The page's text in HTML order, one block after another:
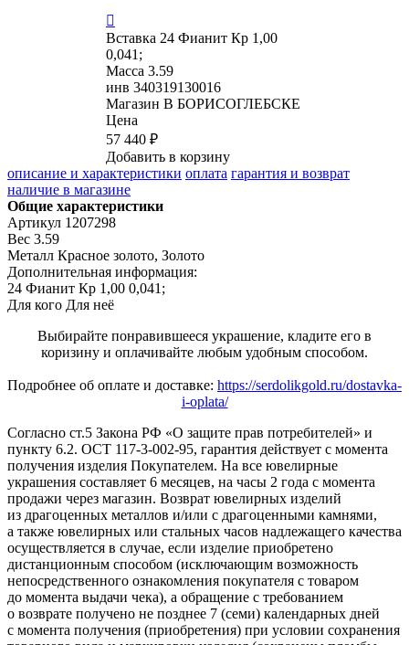

Вставка 24 Фианит Кр 1,00
0,041;
Масса 3.59
инв 340319130016
Магазин В БОРИСОГЛЕБСКЕ
Цена
57 440 ₽
Добавить в корзину
описание и характеристики оплата гарантия и возврат
наличие в магазине
Общие характеристики
Артикул 1207298
Вес 3.59
Металл Красное золото, Золото
Дополнительная информация:
24 Фианит Кр 1,00 0,041;
Для кого Для неё
Выбирайте понравившееся украшение, кладите его в
коризину и оплачивайте любым удобным способом.
Подробнее об оплате и доставке: https://serdolikgold.ru/dostavka-
i-oplata/
Согласно ст.5 Закона РФ «О защите прав потребителей» и
пункту 6.2. ОСТ 117-3-002-95, гарантия действует с момента
получения изделия Покупателем. На все ювелирные
украшения составляет 6 месяцев, на часы 2 года с момента
продажи через магазин. Возврат ювелирных изделий
из драгоценных металлов и/или с драгоценными камнями,
а также ювелирных или стальных часов надлежащего качества
осуществляется в случае, если изделие приобретено
дистанционным способом (исключающим возможность
непосредственного ознакомления покупателя с товаром
до момента выдачи чека), а обращение с требованием
о возврате получено не позднее 7 (семи) календарных дней
с момента получения (приобретения) при условии сохранения